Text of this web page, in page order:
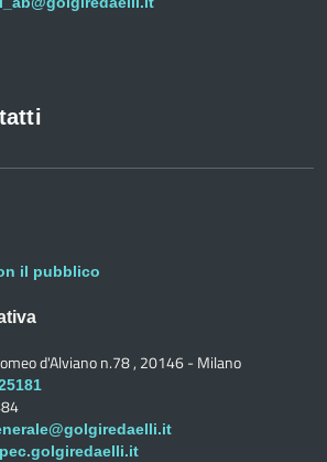
il pubblico
d'Alviano n.78 , 20146 - Milano